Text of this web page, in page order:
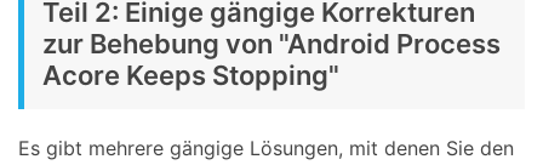
Teil 2: Einige gängige Korrekturen
zur Behebung von "Android Process
Acore Keeps Stopping"
Es gibt mehrere gängige Lösungen, mit denen Sie den